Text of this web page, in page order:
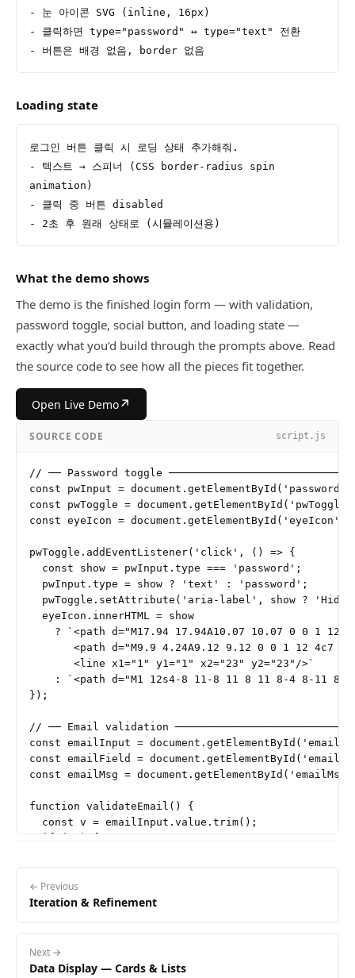
- 눈 아이콘 SVG (inline, 16px)
- 클릭하면 type="password" ↔ type="text" 전환
- 버튼은 배경 없음, border 없음
Loading state
로그인 버튼 클릭 시 로딩 상태 추가해줘.
- 텍스트 → 스피너 (CSS border-radius spin
animation)
- 클릭 중 버튼 disabled
- 2초 후 원래 상태로 (시뮬레이션용)
What the demo shows
The demo is the finished login form — with validation,
password toggle, social button, and loading state —
exactly what you’d build through the prompts above. Read
the source code to see how all the pieces fit together.
Open Live Demo↗
SOURCE CODE script.js
// ── Password toggle
const pwInput =
const pwToggle =
const eyeIcon = document.getElementById('eyeIcon');
pwToggle.addEventListener('click', () => {
  const show = pwInput.type === 'password';
  pwInput.type = show ? 'text' : 'password';
pwToggle.setAttribute('aria-label', show ? 'Hide
  eyeIcon.innerHTML = show
? `<path d="M17.94 17.94A10.07 10.07 0 0 1 12
<path d="M9.9 4.24A9.12 9.12 0 0 1 12 4c7 0
       <line x1="1" y1="1" x2="23" y2="23"/>`
: `<path d="M1 12s4-8 11-8 11 8 11 8-4 8-11
});
// ── Email validation
const emailInput =
const emailField =
const emailMsg =
function validateEmail() {
  const v = emailInput.value.trim();
setFieldState(emailField, emailMsg, 'error',
  } else {
}
emailInput.addEventListener('blur', validateEmail);
← Previous
Iteration & Refinement
Next →
Data Display — Cards & Lists